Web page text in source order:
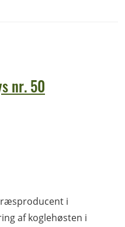
nr. 50
i
af koglehøsten i